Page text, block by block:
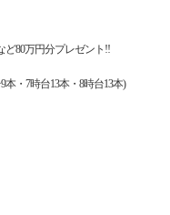
80万円分プレゼント!!
・7時台13本・8時台13本)